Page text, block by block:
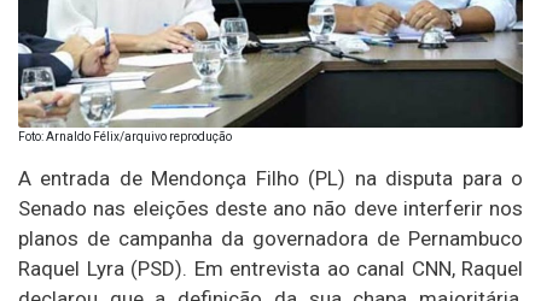
Foto: Arnaldo Félix/arquivo reprodução
A entrada de Mendonça Filho (PL) na disputa para o
Senado nas eleições deste ano não deve interferir nos
planos de campanha da governadora de Pernambuco
Raquel Lyra (PSD). Em entrevista ao canal CNN, Raquel